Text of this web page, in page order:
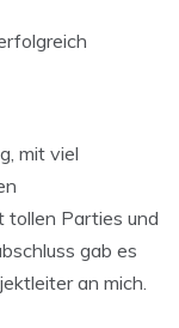
mit viel
tollen Parties und
gab es
an mich.